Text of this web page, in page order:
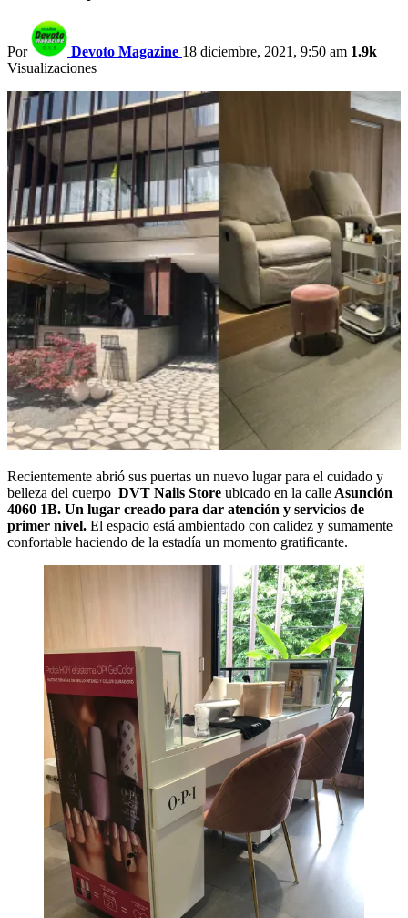
Por Devoto Magazine 18 diciembre, 2021, 9:50 am 1.9k
Visualizaciones
Recientemente abrió sus puertas un nuevo lugar para el cuidado y
belleza del cuerpo DVT Nails Store ubicado en la calle Asunción
4060 1B. Un lugar creado para dar atención y servicios de
primer nivel. El espacio está ambientado con calidez y sumamente
confortable haciendo de la estadía un momento gratificante.